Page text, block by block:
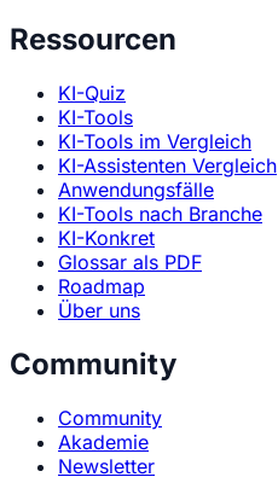
Ressourcen
KI-Quiz
KI-Tools
KI-Tools im Vergleich
KI-Assistenten Vergleich
Anwendungsfälle
KI-Tools nach Branche
KI-Konkret
Glossar als PDF
Roadmap
Über uns
Community
Community
Akademie
Newsletter